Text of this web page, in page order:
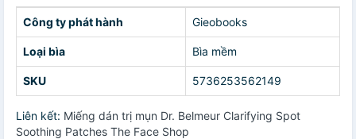
Công ty phát hành Gieobooks
Loại bìa Bìa mềm
SKU 5736253562149
Liên kết: Miếng dán trị mụn Dr. Belmeur Clarifying Spot
Soothing Patches The Face Shop